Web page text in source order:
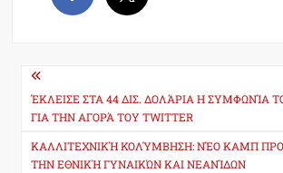
Post
navigation
ΈΚΛΕΙΣΕ ΣΤΑ 44 ΔΙΣ. ΔΟΛΆΡΙΑ Η ΣΥΜΦΩΝΊΑ
ΓΙΑ ΤΗΝ ΑΓΟΡΆ ΤΟΥ TWITTER
ΚΑΛΛΙΤΕΧΝΙΚΉ ΚΟΛΎΜΒΗΣΗ: ΝΈΟ ΚΑΜΠ
ΤΗΝ ΕΘΝΙΚΉ ΓΥΝΑΙΚΏΝ ΚΑΙ ΝΕΑΝΊΔΩΝ